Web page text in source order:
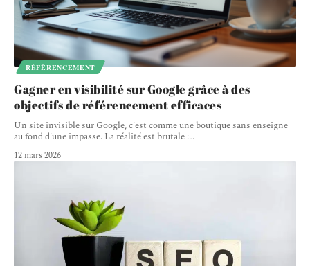
RÉFÉRENCEMENT
Gagner en visibilité sur Google grâce à des
objectifs de référencement efficaces
Un site invisible sur Google, c'est comme une boutique sans enseigne
au fond d'une impasse. La réalité est brutale :…
12 mars 2026